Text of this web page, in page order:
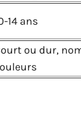
14 ans
ou dur,